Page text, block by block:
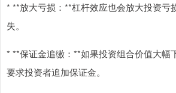
* **放大亏损：**杠杆效应也会放大投资亏
失。
* **保证金追缴：**如果投资组合价值大幅
要求投资者追加保证金。